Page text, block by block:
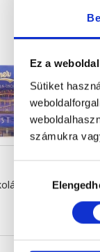
Ez a
Sütiket
számukra
kiválasztása
ÚJ
Budapest Parl...
2 499 Ft